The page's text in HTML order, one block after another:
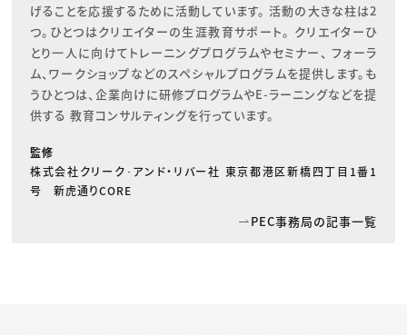
げることを応援するために活動しています。 活動の大きな柱は2
つ。ひとつはクリエイターの生涯教育サポート。 クリエイターひ
とり一人に向けてトレーニングプログラムやセミナー、 フォーラ
ム、ワークショップなどのスペシャルプログラムを提供します。も
うひとつは、企業向けに研修プログラムやE-ラーニングなどを提
供する 教育コンサルティングを行っています。
監修
株式会社クリーク･アンド・リバー社 東京都港区新橋四丁目1番1
号 新虎通りCORE
PEC事務局の記事一覧